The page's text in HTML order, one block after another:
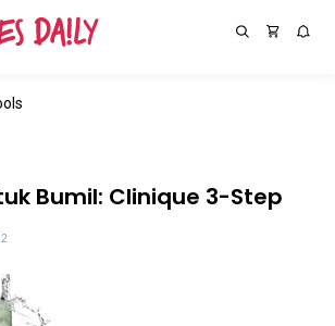
Bumil: Clinique 3-Step